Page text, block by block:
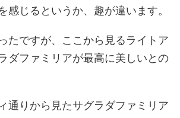
感じるというか、趣が違います。
たですが、ここから見るライトア
ダファミリアが最高に美しいとの
通りから見たサグラダファミリア